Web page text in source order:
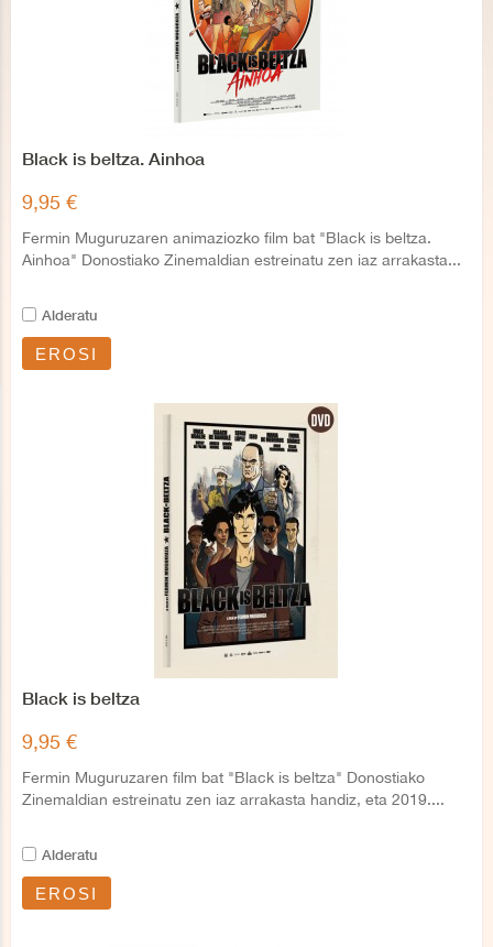
Black is beltza. Ainhoa
9,95 €
Fermin Muguruzaren animaziozko film bat "Black is beltza.
Ainhoa" Donostiako Zinemaldian estreinatu zen iaz arrakasta...
Alderatu
EROSI
Black is beltza
9,95 €
Fermin Muguruzaren film bat "Black is beltza" Donostiako
Zinemaldian estreinatu zen iaz arrakasta handiz, eta 2019....
Alderatu
EROSI